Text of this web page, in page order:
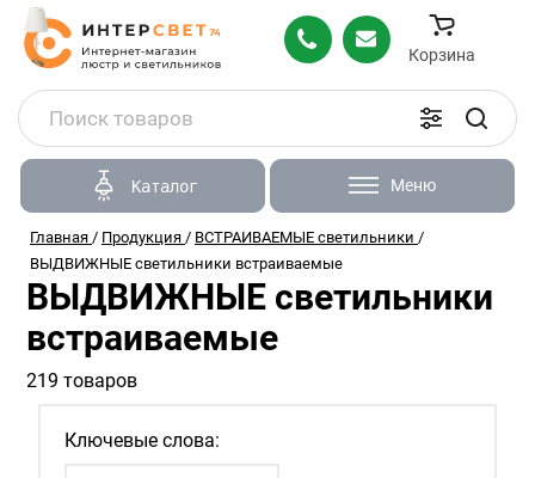
Корзина
Каталог Меню
Главная / Продукция / ВСТРАИВАЕМЫЕ светильники /
ВЫДВИЖНЫЕ светильники встраиваемые
ВЫДВИЖНЫЕ светильники
встраиваемые
219 товаров
Ключевые слова: